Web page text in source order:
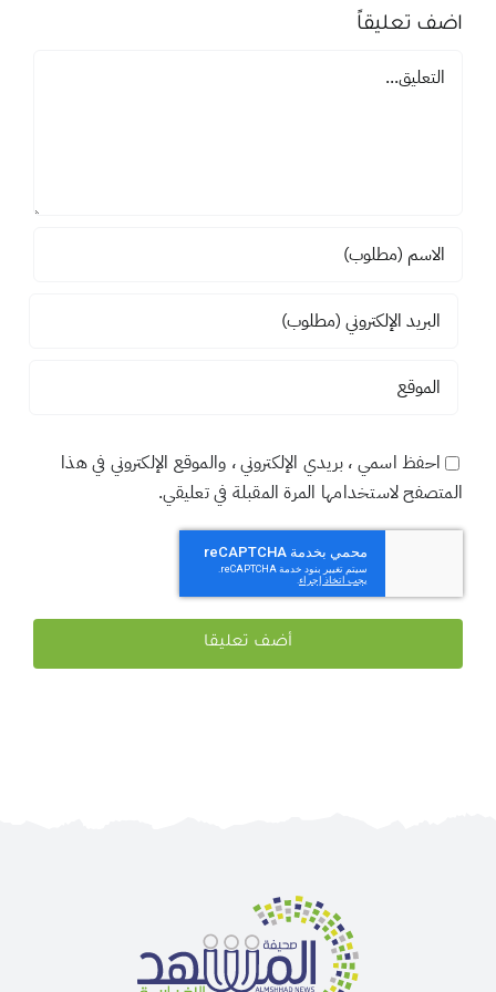
مقالات أخرى للكاتب
احفظ اسمي ، بريدي الإلكتروني ، والموقع الإلكتروني في هذا
المتصفح لاستخدامها المرة المقبلة في تعليقي.